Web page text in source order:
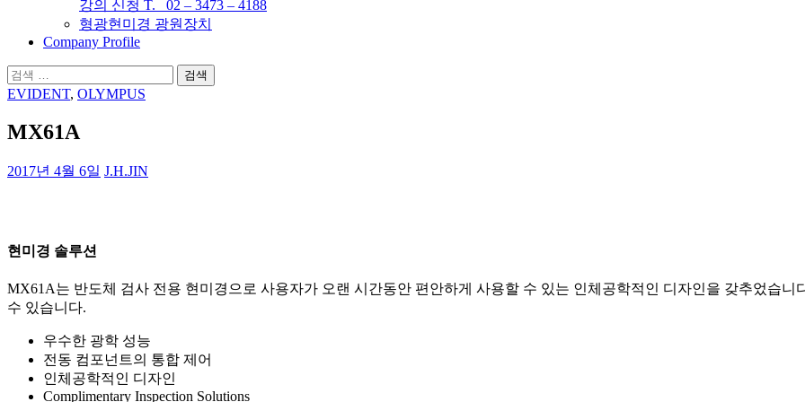
강의 신청 T. 02 – 3473 – 4188
형광현미경 광원장치
Company Profile
검
색:
EVIDENT, OLYMPUS
MX61A
2017년 4월 6일 J.H.JIN
현미경 솔루션
MX61A는 반도체 검사 전용 현미경으로 사용자가 오랜 시간동안 편안하게 사용할 수 있는 인체공학적인 디자인을 갖추었습
수 있습니다.
우수한 광학 성능
전동 컴포넌트의 통합 제어
인체공학적인 디자인
Complimentary Inspection Solutions